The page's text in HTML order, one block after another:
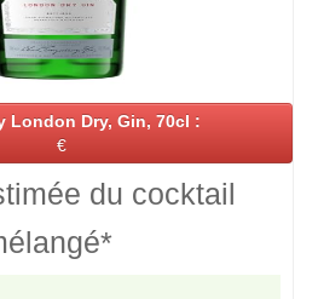
London Dry, Gin, 70cl :
€
du cocktail